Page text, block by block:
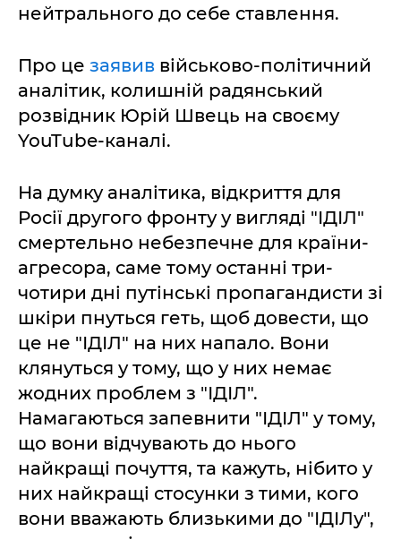
нейтрального до себе ставлення.
Про це заявив військово-політичний
аналітик, колишній радянський
розвідник Юрій Швець на своєму
YouTube-каналі.
На думку аналітика, відкриття для
Росії другого фронту у вигляді "ІДІЛ"
смертельно небезпечне для країни-
агресора, саме тому останні три-
чотири дні путінські пропагандисти зі
шкіри пнуться геть, щоб довести, що
це не "ІДІЛ" на них напало. Вони
клянуться у тому, що у них немає
жодних проблем з "ІДІЛ".
Намагаються запевнити "ІДІЛ" у тому,
що вони відчувають до нього
найкращі почуття, та кажуть, нібито у
них найкращі стосунки з тими, кого
вони вважають близькими до "ІДІЛу",